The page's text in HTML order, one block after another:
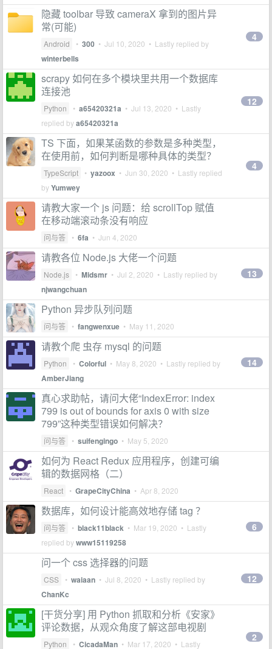
隐藏 toolbar 导致 cameraX 拿到的图片异
常(可能)
Android • 300 • Jul 10, 2020 • Lastly replied by
winterbells
4
scrapy 如何在多个模块里共用一个数据库
连接池
Python • a65420321a • Jul 13, 2020 • Lastly
replied bya65420321a
12
TS 下面，如果某函数的参数是多种类型，
在使用前，如何判断是哪种具体的类型？
TypeScript • yazoox • Jun 30, 2020 • Lastly replied
byYumwey
4
请教大家一个 js 问题：给 scrollTop 赋值
在移动端滚动条没有响应
问与答 • 6fa • Jun 4, 2020
请教各位 Node.js 大佬一个问题
Node.js • Midsmr • Jul 2, 2020 • Lastly replied by
njwangchuan
13
Python 异步队列问题
问与答 • fangwenxue • May 11, 2020
请教个爬 虫存 mysql 的问题
Python • Colorful • May 8, 2020 • Lastly replied by
AmberJiang
14
真心求助帖，请问大佬“IndexError: index
799 is out of bounds for axis 0 with size
799”这种类型错误如何解决？
问与答 • suifengingo • May 5, 2020
如何为 React Redux 应用程序，创建可编
辑的数据网格（二）
React • GrapeCityChina • Apr 8, 2020
数据库，如何设计能高效地存储 tag ？
问与答 • black11black • Mar 19, 2020 • Lastly
replied bywww15119258
6
问一个 css 选择器的问题
CSS • waiaan • Jul 8, 2020 • Lastly replied by
ChanKc
12
[干货分享] 用 Python 抓取和分析《安家》
评论数据，从观众角度了解这部电视剧
Python • CicadaMan • Mar 17, 2020 • Lastly
2